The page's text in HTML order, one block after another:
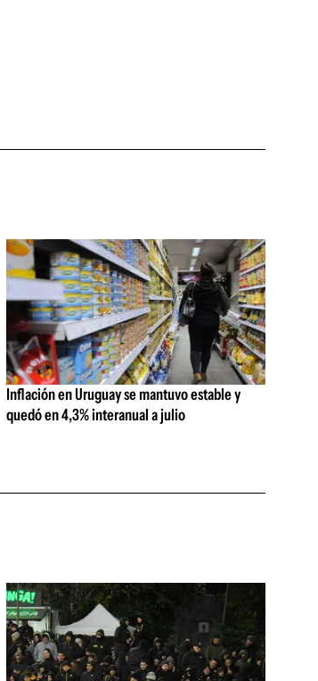
Inflación en Uruguay se mantuvo estable y
quedó en 4,3% interanual a julio